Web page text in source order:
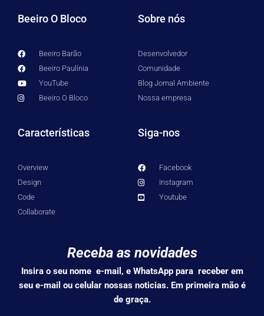
Beeiro O Bloco
Beeiro Barão
Beeiro Paulínia
YouTube
Beeiro O Bloco
Sobre nós
Desenvolvedor
Comunidade
Blog Jornal Ambiente
Nossa empresa
Características
Overview
Design
Code
Collaborate
Siga-nos
Facebook
Instagram
Youtube
Receba as novidades
Insira o seu nome e-mail, e WhatsApp para receber em
seu e-mail ou celular nossas noticias. Em primeira mão é
de graça.